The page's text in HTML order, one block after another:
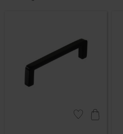
Gem som favorit